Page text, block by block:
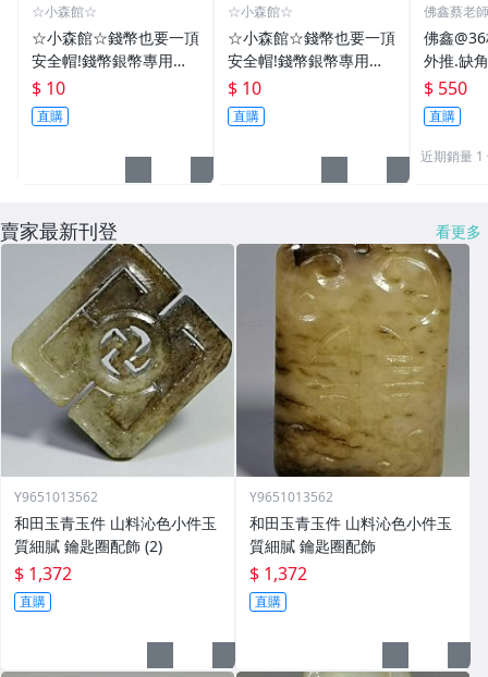
☆小森館☆
☆小森館☆錢幣也要一頂
安全帽!錢幣銀幣專用透
明壓克力盒收納保護盒.1
枚10元~55
$ 10
直購
☆小森館☆
☆小森館☆錢幣也要一頂
安全帽!錢幣銀幣專用透
明壓克力盒收納保護盒.1
枚10元~11
$ 10
直購
佛鑫蔡老
佛鑫
外推.缺
雙碩士
加持/附
$ 550
直購
近期銷量 1
賣家最新刊登 看更多
Y9651013562
和田玉青玉件 山料沁色小件玉
質細膩 鑰匙圈配飾 (2)
$ 1,372
直購
Y9651013562
和田玉青玉件 山料沁色小件玉
質細膩 鑰匙圈配飾
$ 1,372
直購